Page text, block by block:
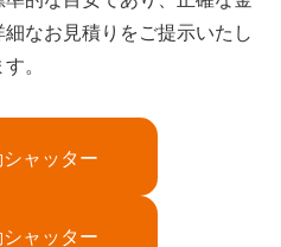
なお見積りをご提示いたし
す。
ャッター
ャッター